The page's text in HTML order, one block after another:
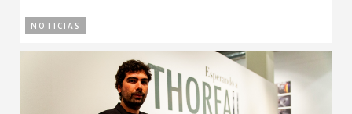
NOTICIAS